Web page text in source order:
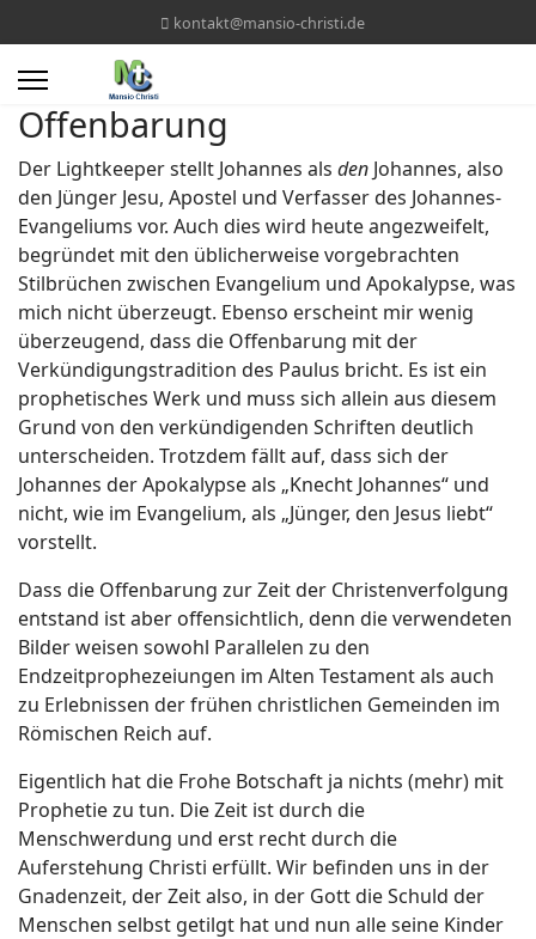
kontakt@mansio-christi.de
Offenbarung
Der Lightkeeper stellt Johannes als den Johannes, also
den Jünger Jesu, Apostel und Verfasser des Johannes-
Evangeliums vor. Auch dies wird heute angezweifelt,
begründet mit den üblicherweise vorgebrachten
Stilbrüchen zwischen Evangelium und Apokalypse, was
mich nicht überzeugt. Ebenso erscheint mir wenig
überzeugend, dass die Offenbarung mit der
Verkündigungstradition des Paulus bricht. Es ist ein
prophetisches Werk und muss sich allein aus diesem
Grund von den verkündigenden Schriften deutlich
unterscheiden. Trotzdem fällt auf, dass sich der
Johannes der Apokalypse als „Knecht Johannes“ und
nicht, wie im Evangelium, als „Jünger, den Jesus liebt“
vorstellt.
Dass die Offenbarung zur Zeit der Christenverfolgung
entstand ist aber offensichtlich, denn die verwendeten
Bilder weisen sowohl Parallelen zu den
Endzeitprophezeiungen im Alten Testament als auch
zu Erlebnissen der frühen christlichen Gemeinden im
Römischen Reich auf.
Eigentlich hat die Frohe Botschaft ja nichts (mehr) mit
Prophetie zu tun. Die Zeit ist durch die
Menschwerdung und erst recht durch die
Auferstehung Christi erfüllt. Wir befinden uns in der
Gnadenzeit, der Zeit also, in der Gott die Schuld der
Menschen selbst getilgt hat und nun alle seine Kinder